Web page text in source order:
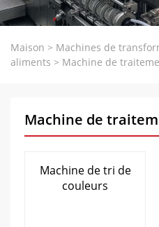
Maison > Machines de
aliments > Machine de
Machine de
Machine de tri de
couleurs